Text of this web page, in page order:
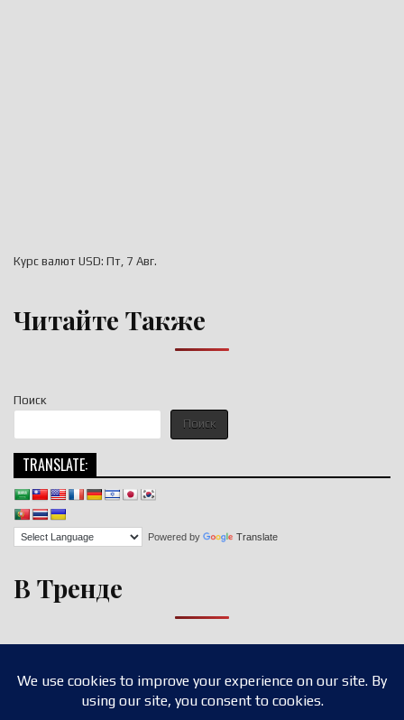
Поиск
Поиск
TRANSLATE:
Powered by Translate
В Тренде
Курс валют USD: Пт, 7 Авг.
Читайте Также
Design by ThemesDNA.com